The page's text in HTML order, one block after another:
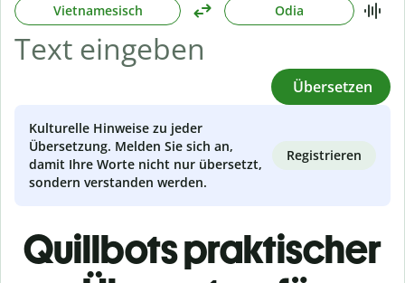
Vietnamesisch Odia
Übersetzen
Kulturelle Hinweise zu jeder
Übersetzung. Melden Sie sich an,
damit Ihre Worte nicht nur übersetzt,
sondern verstanden werden.
Registrieren
Quillbots praktischer